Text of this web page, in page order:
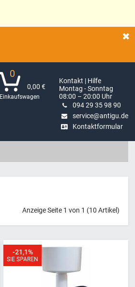
0
0,00 €
Einkaufswagen
Kontakt | Hilfe
Montag - Sonntag
08:00 – 20:00 Uhr
094 29 35 98 90
service@antigu.de
Kontaktformular
Anzeige Seite 1 von 1 (10 Artikel)
SIE SPAREN
-21,1%